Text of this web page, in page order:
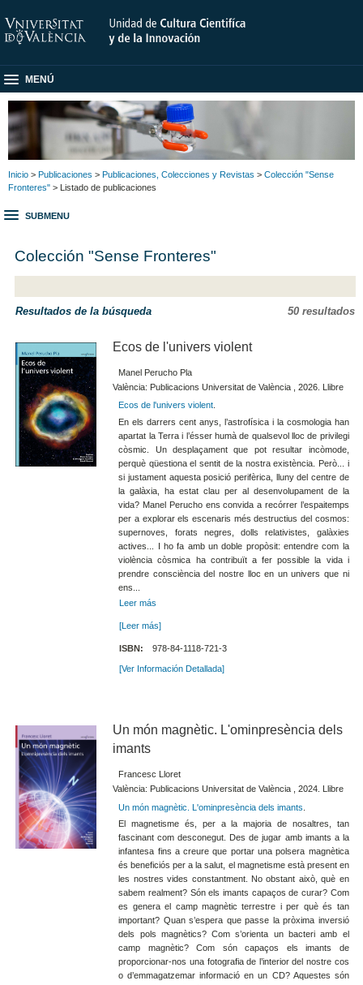
MENÚ
Inicio > Publicaciones > Publicaciones, Colecciones y Revistas > Colección "Sense
Fronteres" > Listado de publicaciones
SUBMENU
Colección "Sense Fronteres"
Resultados de la búsqueda 50 resultados
Ecos de l'univers violent
Manel Perucho Pla
València: Publicacions Universitat de València , 2026. Llibre
Ecos de l'univers violent.
En els darrers cent anys, l’astrofísica i la cosmologia han
apartat la Terra i l’ésser humà de qualsevol lloc de privilegi
còsmic. Un desplaçament que pot resultar incòmode,
perquè qüestiona el sentit de la nostra existència. Però... i
si justament aquesta posició perifèrica, lluny del centre de
la galàxia, ha estat clau per al desenvolupament de la
vida? Manel Perucho ens convida a recórrer l’espai­temps
per a explorar els escenaris més destructius del cosmos:
supernoves, forats negres, dolls relativistes, galàxies
actives... I ho fa amb un doble propòsit: entendre com la
violència còsmica ha contribuït a fer possible la vida i
prendre consciència del nostre lloc en un univers que ni
ens...
Leer más
[Leer más]
ISBN: 978-84-1118-721-3
[Ver Información Detallada]
Un món magnètic. L'ominpresència dels
imants
Francesc Lloret
València: Publicacions Universitat de València , 2024. Llibre
Un món magnètic. L'ominpresència dels imants
El magnetisme és, per a la majoria de nosaltres, tan
fascinant com desconegut. Des de jugar amb imants a la
infantesa fins a creure que portar una polsera magnètica
és beneficiós per a la salut, el magnetisme està present en
les nostres vides constantment. No obstant això, què en
sabem realment? Són els imants capaços de curar? Com
es genera el camp magnètic terrestre i per què és tan
important? Quan s’espera que passe la pròxima inversió
dels pols magnètics? Com s’orienta un bacteri amb el
camp magnètic? Com són capaços els imants de
proporcionar-nos una fotografia de l’interior del nostre cos
o d’emmagatzemar informació en un CD? Aquestes són